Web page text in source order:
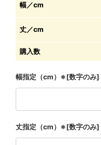
幅／cm
丈／cm
購入数
幅指定（cm）※[数字のみ]
丈指定（cm）※[数字のみ]